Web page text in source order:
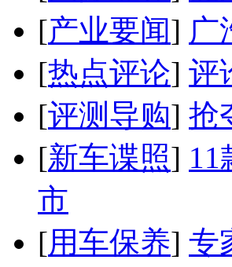
[产业要闻] 广
[热点评论] 评
[评测导购] 抢
[新车谍照] 11
市
[用车保养] 专